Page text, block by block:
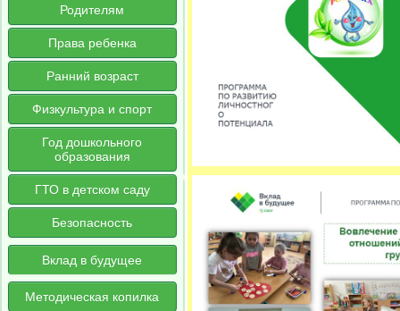
Родителям
Права ребенка
Ранний возраст
Физкультура и спорт
Год дошкольного
образования
ГТО в детском саду
Безопасность
Вклад в будущее
Методическая копилка